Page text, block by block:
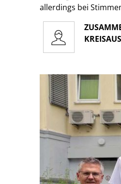
allerdings bei